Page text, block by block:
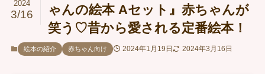
ゃんの絵本 Aセット』赤ちゃんが
笑う♡昔から愛される定番絵本！
2024
3/16
絵本の紹介 赤ちゃん向け 2024年1月19日 2024年3月16日